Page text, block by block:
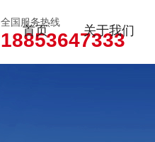
全国服务热线
18853647333
首页 关于我们